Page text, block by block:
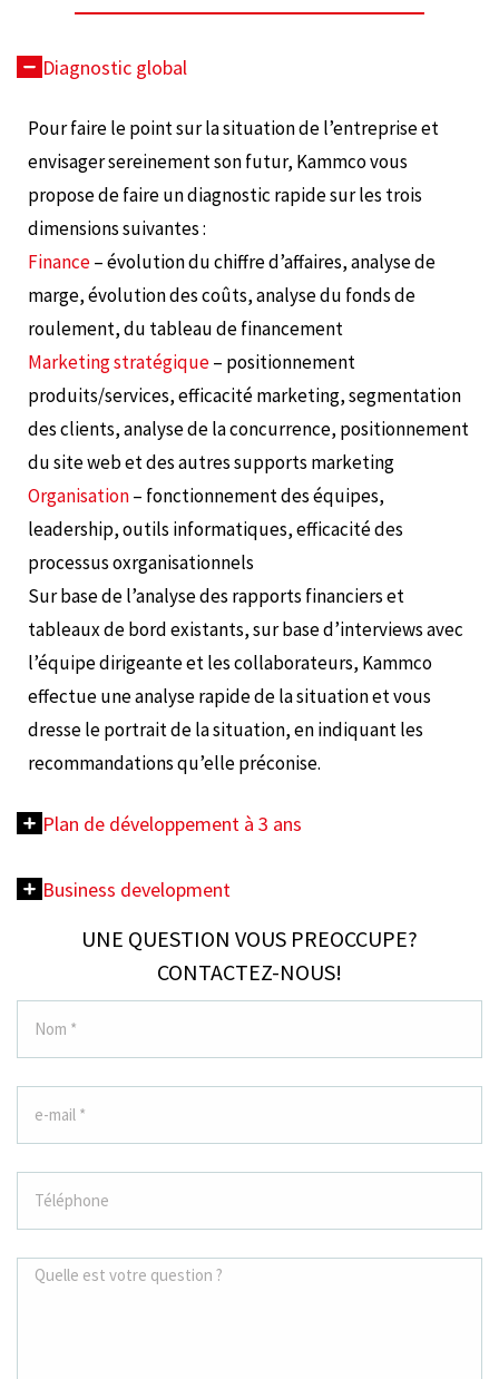
Diagnostic global
Pour faire le point sur la situation de l’entreprise et
envisager sereinement son futur, Kammco vous
propose de faire un diagnostic rapide sur les trois
dimensions suivantes :
Finance– évolution du chiffre d’affaires, analyse de
marge, évolution des coûts, analyse du fonds de
roulement, du tableau de financement
Marketing stratégique– positionnement
produits/services, efficacité marketing, segmentation
des clients, analyse de la concurrence, positionnement
du site web et des autres supports marketing
Organisation– fonctionnement des équipes,
leadership, outils informatiques, efficacité des
processus oxrganisationnels
Sur base de l’analyse des rapports financiers et
tableaux de bord existants, sur base d’interviews avec
l’équipe dirigeante et les collaborateurs, Kammco
effectue une analyse rapide de la situation et vous
dresse le portrait de la situation, en indiquant les
recommandations qu’elle préconise.
Plan de développement à 3 ans
Business development
UNE QUESTION VOUS PREOCCUPE?
CONTACTEZ-NOUS!